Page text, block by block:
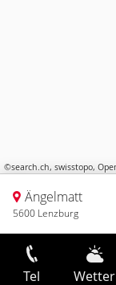
©search.ch, swisstopo,
Ängelmatt
5600 Lenzburg
Tel Wetter